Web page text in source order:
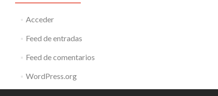
Acceder
Feed de entradas
Feed de comentarios
WordPress.org